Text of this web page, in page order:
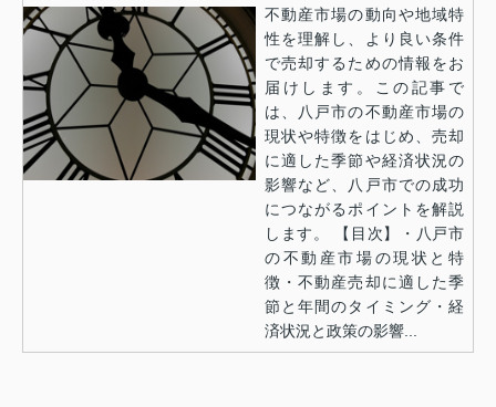
不動産市場の動向や地域特
性を理解し、より良い条件
で売却するための情報をお
届けします。この記事で
は、八戸市の不動産市場の
現状や特徴をはじめ、売却
に適した季節や経済状況の
影響など、八戸市での成功
につながるポイントを解説
します。 【目次】・八戸市
の不動産市場の現状と特
徴・不動産売却に適した季
節と年間のタイミング・経
済状況と政策の影響...